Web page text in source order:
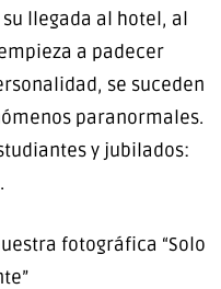
llegada al hotel, al
a padecer
se suceden
paranormales.
y jubilados:
fotográfica “Solo